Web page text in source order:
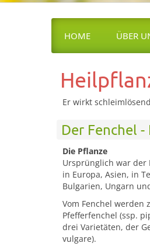
HOME ÜBER
Er wirkt
Der Fenchel
Die Pflanze
Ursprünglich war der
in Europa, Asien, in
Bulgarien, Ungarn
Vom Fenchel werden
Pfefferfenchel (ssp.
drei Varietäten, der
vulgare).